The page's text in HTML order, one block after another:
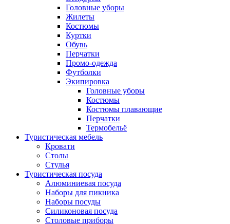
Головные уборы
Жилеты
Костюмы
Куртки
Обувь
Перчатки
Промо-одежда
Футболки
Экипировка
Головные уборы
Костюмы
Костюмы плавающие
Перчатки
Термобельё
Туристическая мебель
Кровати
Столы
Стулья
Туристическая посуда
Алюминиевая посуда
Наборы для пикника
Наборы посуды
Силиконовая посуда
Столовые приборы